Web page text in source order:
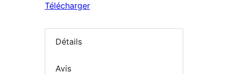
Télécharger
Détails
Avis